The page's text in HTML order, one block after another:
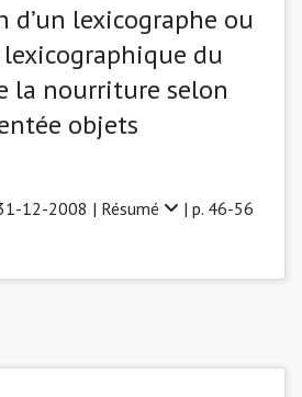
d’un lexicographe ou
du
la nourriture selon
objets
12-2008 | Résumé | p. 46-56